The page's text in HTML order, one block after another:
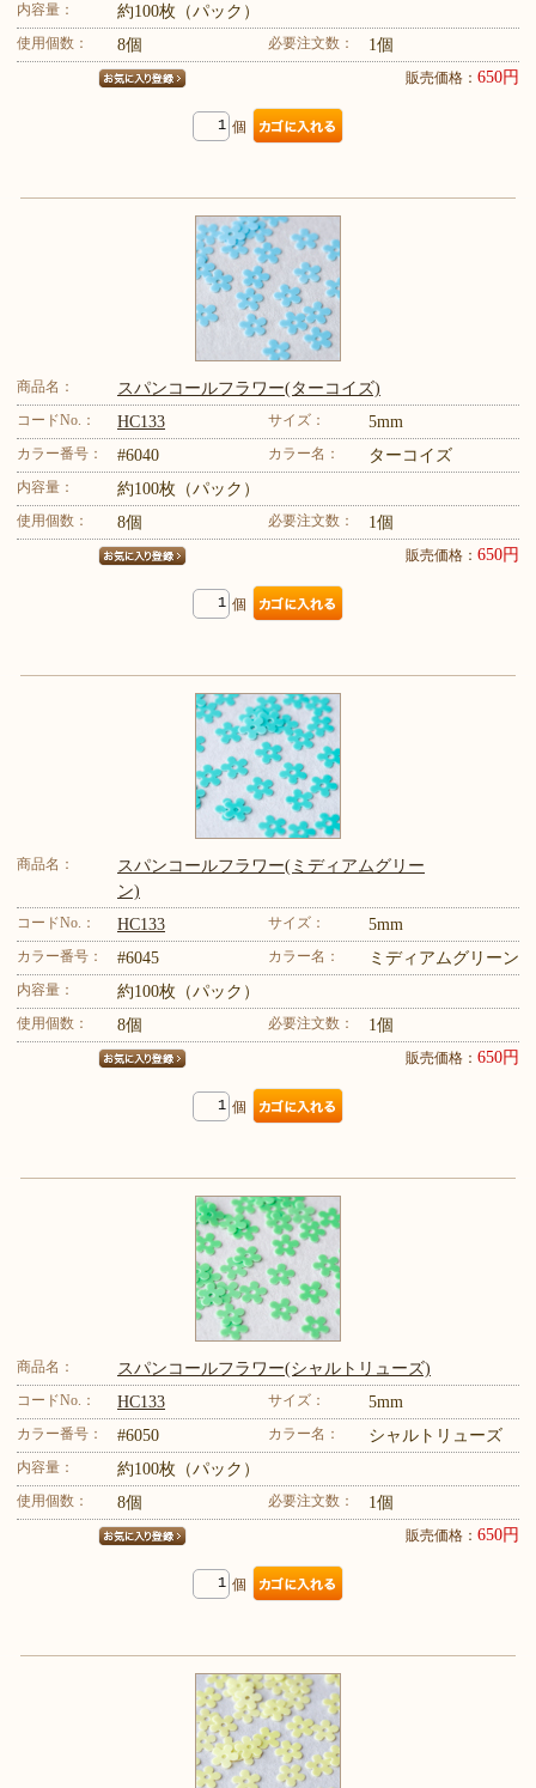
内容量： 約100枚（パック）
使用個数： 8個 必要注文数： 1個
販売価格： 650円
個
商品名： スパンコールフラワー(ターコイズ)
コードNo.： HC133 サイズ： 5mm
カラー番号： #6040 カラー名： ターコイズ
内容量： 約100枚（パック）
使用個数： 8個 必要注文数： 1個
販売価格： 650円
個
商品名：
スパンコールフラワー(ミディアムグリー
ン)
コードNo.： HC133 サイズ： 5mm
カラー番号： #6045 カラー名： ミディアムグリーン
内容量： 約100枚（パック）
使用個数： 8個 必要注文数： 1個
販売価格： 650円
個
商品名： スパンコールフラワー(シャルトリューズ)
コードNo.： HC133 サイズ： 5mm
カラー番号： #6050 カラー名： シャルトリューズ
内容量： 約100枚（パック）
使用個数： 8個 必要注文数： 1個
販売価格： 650円
個